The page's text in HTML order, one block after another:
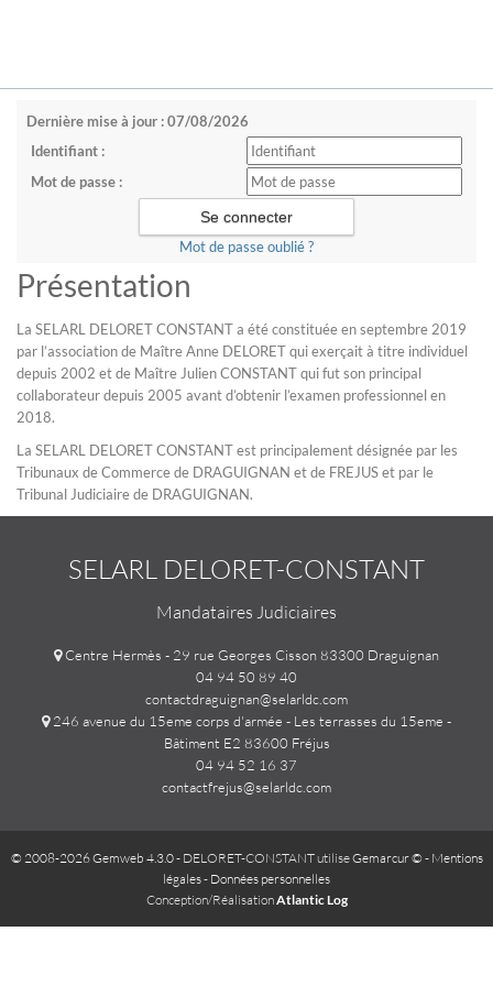
Dernière mise à jour : 07/08/2026
Identifiant :
Mot de passe :
Mot de passe oublié ?
Présentation
La SELARL DELORET CONSTANT a été constituée en septembre 2019
par l’association de Maître Anne DELORET qui exerçait à titre individuel
depuis 2002 et de Maître Julien CONSTANT qui fut son principal
collaborateur depuis 2005 avant d’obtenir l’examen professionnel en
2018.
La SELARL DELORET CONSTANT est principalement désignée par les
Tribunaux de Commerce de DRAGUIGNAN et de FREJUS et par le
Tribunal Judiciaire de DRAGUIGNAN.
SELARL DELORET-CONSTANT
Mandataires Judiciaires
Centre Hermès - 29 rue Georges Cisson 83300 Draguignan
04 94 50 89 40
contactdraguignan@selarldc.com
246 avenue du 15eme corps d'armée - Les terrasses du 15eme -
Bâtiment E2 83600 Fréjus
04 94 52 16 37
contactfrejus@selarldc.com
© 2008-2026 Gemweb 4.3.0- DELORET-CONSTANT utiliseGemarcur © - Mentions
légales- Données personnelles
Conception/RéalisationAtlantic Log